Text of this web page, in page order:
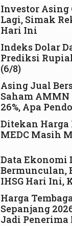
Investor Asing
Lagi, Simak
Hari Ini
Indeks Dolar
Prediksi
(6/8)
Asing Jual
Saham
26%, Apa
Ditekan
MEDC Masih
Data Ekonomi
Bermunculan,
IHSG Hari Ini,
Harga
Sepanjang
Jadi